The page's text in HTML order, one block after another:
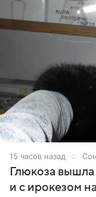
15 часов назад
Глюкоза
и с ирокезом